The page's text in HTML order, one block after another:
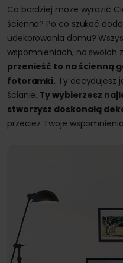
Co bardziej może wyrazić
ścienna? Po co szukać
udekorowania domu?
wspomnieniach, na swoich
przenieść to na ścienną
fotoramki. Ty decydujesz
ścianie. Ty wybierzesz
stworzysz doskonałą
przecież Twoje